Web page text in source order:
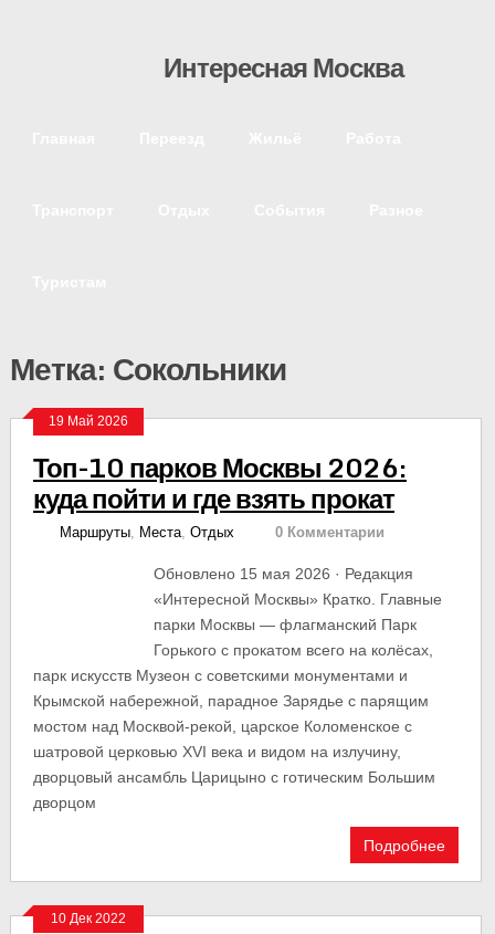
Интересная Москва
Метка: Сокольники
19 Май 2026
Топ-10 парков Москвы 2026:
куда пойти и где взять прокат
Маршруты, Места, Отдых 0 Комментарии
Обновлено 15 мая 2026 · Редакция
«Интересной Москвы» Кратко. Главные
парки Москвы — флагманский Парк
Горького с прокатом всего на колёсах,
парк искусств Музеон с советскими монументами и
Крымской набережной, парадное Зарядье с парящим
мостом над Москвой-рекой, царское Коломенское с
шатровой церковью XVI века и видом на излучину,
дворцовый ансамбль Царицыно с готическим Большим
дворцом
Подробнее
10 Дек 2022